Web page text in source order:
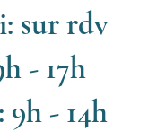
sur rdv
- 17h
- 14h